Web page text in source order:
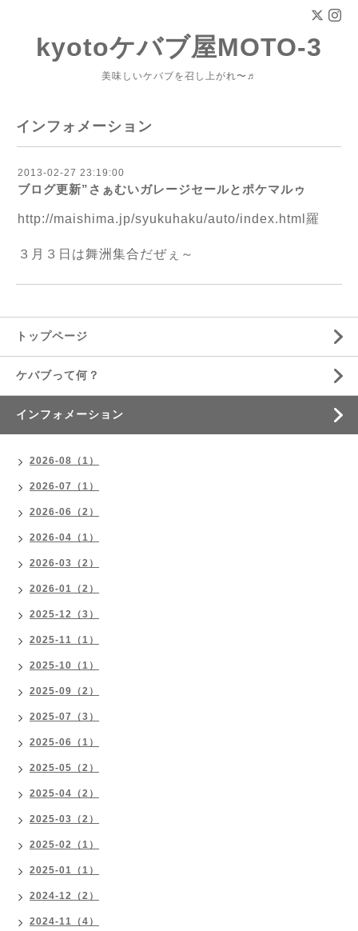
kyotoケバブ屋MOTO-3
美味しいケバブを召し上がれ〜♬
インフォメーション
2013-02-27 23:19:00
ブログ更新”さぁむいガレージセールとポケマルゥ
http://maishima.jp/syukuhaku/auto/index.html 羅
３月３日は舞洲集合だぜぇ～
トップページ
ケバブって何？
インフォメーション
2026-08（1）
2026-07（1）
2026-06（2）
2026-04（1）
2026-03（2）
2026-01（2）
2025-12（3）
2025-11（1）
2025-10（1）
2025-09（2）
2025-07（3）
2025-06（1）
2025-05（2）
2025-04（2）
2025-03（2）
2025-02（1）
2025-01（1）
2024-12（2）
2024-11（4）